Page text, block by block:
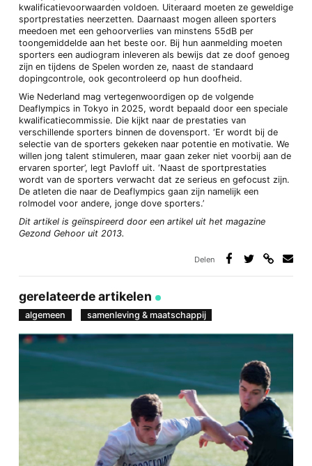
kwalificatievoorwaarden voldoen. Uiteraard moeten ze geweldige
sportprestaties neerzetten. Daarnaast mogen alleen sporters
meedoen met een gehoorverlies van minstens 55dB per
toongemiddelde aan het beste oor. Bij hun aanmelding moeten
sporters een audiogram inleveren als bewijs dat ze doof genoeg
zijn en tijdens de Spelen worden ze, naast de standaard
dopingcontrole, ook gecontroleerd op hun doofheid.
Wie Nederland mag vertegenwoordigen op de volgende
Deaflympics in Tokyo in 2025, wordt bepaald door een speciale
kwalificatiecommissie. Die kijkt naar de prestaties van
verschillende sporters binnen de dovensport. ‘Er wordt bij de
selectie van de sporters gekeken naar potentie en motivatie. We
willen jong talent stimuleren, maar gaan zeker niet voorbij aan de
ervaren sporter’, legt Pavloff uit. ‘Naast de sportprestaties
wordt van de sporters verwacht dat ze serieus en gefocust zijn.
De atleten die naar de Deaflympics gaan zijn namelijk een
rolmodel voor andere, jonge dove sporters.’
Dit artikel is geïnspireerd door een artikel uit het magazine
Gezond Gehoor uit 2013.
Delen
gerelateerde artikelen
algemeen samenleving & maatschappij